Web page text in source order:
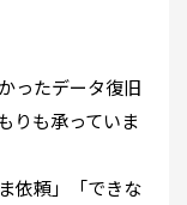
ったデータ復旧
りも承っていま
依頼」「できな